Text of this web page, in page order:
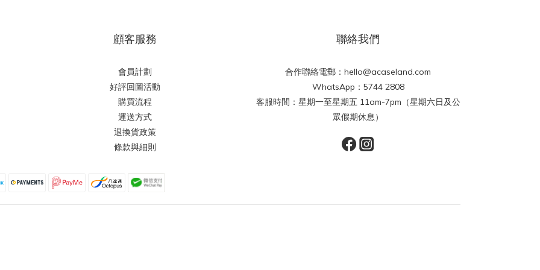
顧客服務
會員計劃
好評回圖活動
購買流程
運送方式
退換貨政策
條款與細則
聯絡我們
合作聯絡電郵：hello@acaseland.com
WhatsApp：5744 2808
客服時間：星期一至星期五 11am-7pm（星期六日及公
眾假期休息）